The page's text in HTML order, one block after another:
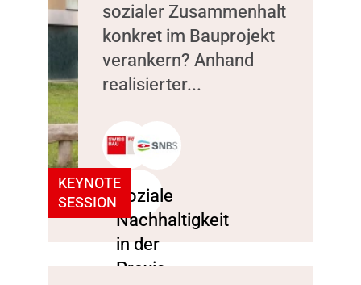
KEYNOTE
SESSION
sozialer Zusammenhalt
konkret im Bauprojekt
verankern? Anhand
realisierter...